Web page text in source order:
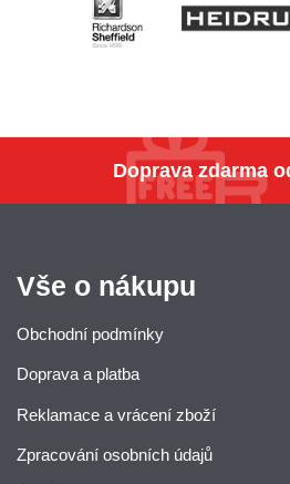
Doprava zdarma
Vše o nákupu
Obchodní podmínky
Doprava a platba
Reklamace a vrácení zboží
Zpracování osobních údajů